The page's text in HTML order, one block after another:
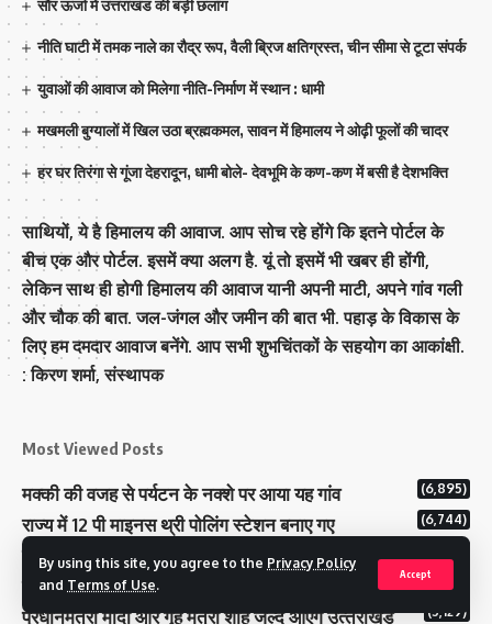
By using this site, you agree to the Privacy Policy
and Terms of Use.
Accept
सौर ऊर्जा में उत्तराखंड की बड़ी छलांग
नीति घाटी में तमक नाले का रौद्र रूप, वैली ब्रिज क्षतिग्रस्त, चीन सीमा से टूटा संपर्क
युवाओं की आवाज को मिलेगा नीति-निर्माण में स्थान : धामी
मखमली बुग्यालों में खिल उठा ब्रह्मकमल, सावन में हिमालय ने ओढ़ी फूलों की चादर
हर घर तिरंगा से गूंजा देहरादून, धामी बोले- देवभूमि के कण-कण में बसी है देशभक्ति
साथियों, ये है हिमालय की आवाज. आप सोच रहे होंगे कि इतने पोर्टल के
बीच एक और पोर्टल. इसमें क्या अलग है. यूं तो इसमें भी खबर ही होंगी,
लेकिन साथ ही होगी हिमालय की आवाज यानी अपनी माटी, अपने गांव गली
और चौक की बात. जल-जंगल और जमीन की बात भी. पहाड़ के विकास के
लिए हम दमदार आवाज बनेंगे. आप सभी शुभचिंतकों के सहयोग का आकांक्षी.
: किरण शर्मा, संस्‍थापक
Most Viewed Posts
मक्‍की की वजह से पर्यटन के नक्‍शे पर आया यह गांव (6,895)
राज्य में 12 पी माइनस थ्री पोलिंग स्टेशन बनाए गए (6,744)
टिहरी राजपरिवार के पास 200 करोड से अधिक की संपत्ति
कम मतदान प्रतिशत वाले बूथों पर जनजागरूकता में जुटा चुनाव आयोग
(5,129)
प्रधानमंत्री माेदी और गृह मंत्री शाह जल्‍द आएंगे उत्‍तराखंड